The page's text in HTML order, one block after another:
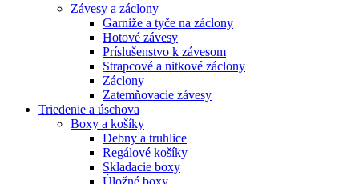
Závesy a záclony
Garniže a tyče na záclony
Hotové závesy
Príslušenstvo k závesom
Strapcové a nitkové záclony
Záclony
Zatemňovacie závesy
Triedenie a úschova
Boxy a košíky
Debny a truhlice
Regálové košíky
Skladacie boxy
Úložné boxy